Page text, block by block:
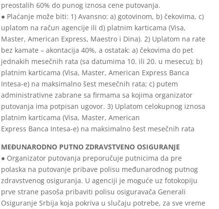
preostalih 60% do punog iznosa cene putovanja.
● Plaćanje može biti: 1) Avansno: a) gotovinom, b) čekovima, c)
uplatom na račun agencije ili d) platnim karticama (Visa,
Master, American Express, Maestro i Dina). 2) Uplatom na rate
bez kamate – akontacija 40%, a ostatak: a) čekovima do pet
jednakih mesečnih rata (sa datumima 10. ili 20. u mesecu); b)
platnim karticama (Visa, Master, American Express Banca
Intesa-e) na maksimalno šest mesečnih rata; c) putem
administrativne zabrane sa firmama sa kojima organizator
putovanja ima potpisan ugovor. 3) Uplatom celokupnog iznosa
platnim karticama (Visa, Master, American
Express Banca Intesa-e) na maksimalno šest mesečnih rata
MEĐUNARODNO PUTNO ZDRAVSTVENO OSIGURANJE
● Organizator putovanja preporučuje putnicima da pre
polaska na putovanje pribave polisu međunarodnog putnog
zdravstvenog osiguranja. U agenciji je moguće uz fotokopiju
prve strane pasoša pribaviti polisu osiguravača Generali
Osiguranje Srbija koja pokriva u slučaju potrebe, za sve vreme